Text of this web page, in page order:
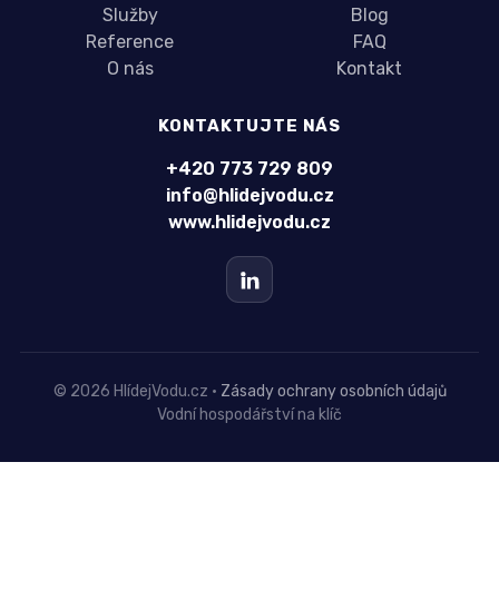
Služby
Reference
O nás
Blog
FAQ
Kontakt
KONTAKTUJTE NÁS
+420 773 729 809
info@hlidejvodu.cz
www.hlidejvodu.cz
© 2026 HlídejVodu.cz · Zásady ochrany osobních údajů
Vodní hospodářství na klíč